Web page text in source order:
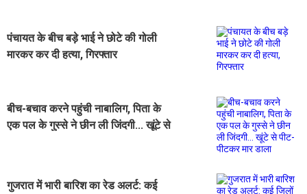
पंचायत के बीच बड़े भाई ने छोटे की गोली
मारकर कर दी हत्या, गिरफ्तार
बीच-बचाव करने पहुंची नाबालिग, पिता के
एक पल के गुस्से ने छीन ली जिंदगी... खूंटे से
गुजरात में भारी बारिश का रेड अलर्ट: कई